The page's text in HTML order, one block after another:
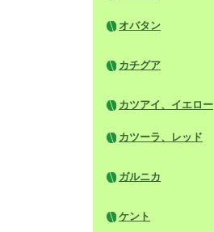
オバタン
カチグア
カツアイ、イエロー
カツーラ、レッド
ガルニカ
ケント